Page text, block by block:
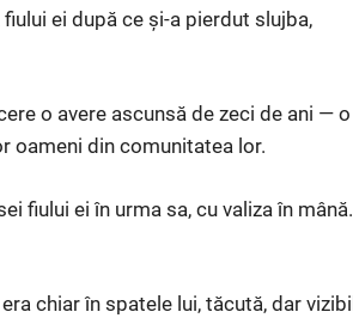
ei după ce și-a pierdut slujba,
o avere ascunsă de zeci de ani — o
oameni din comunitatea lor.
fiului ei în urma sa, cu valiza în mână.
chiar în spatele lui, tăcută, dar vizibil